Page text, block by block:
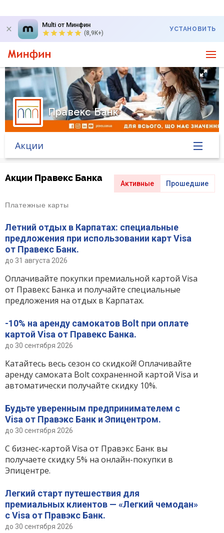
Multi от Минфин
(8,9K+)
УСТАНОВИТЬ
Правекс Банк
Курс валют в банке
Вопросы банку
Депозиты
Депозиты юр. лиц
Кредити для бізнеса
Кредиты
Отделения и банкоматы
Интернет-банкинг
Банки-партнеры
Акции
Акции
Счета для бизнеса
Акции Правекс Банка
Активные Прошедшие
Платежные карты
Летний отдых в Карпатах: специальные
предложения при использовании карт Visa
от Правекс Банк.
до 31 августа 2026
Оплачивайте покупки премиальной картой Visa
от Правекс Банка и получайте специальные
предложения на отдых в Карпатах.
-10% на аренду самокатов Bolt при оплате
картой Visa от Правекс Банка.
до 30 сентября 2026
Катайтесь весь сезон со скидкой! Оплачивайте
аренду самоката Bolt сохраненной картой Visa и
автоматически получайте скидку 10%.
Будьте уверенным предпринимателем с
Visa от Правэкс Банк и Эпицентром.
до 30 сентября 2026
С бизнес-картой Visa от Правэкс Банк вы
получаете скидку 5% на онлайн-покупки в
Эпицентре.
Легкий старт путешествия для
премиальных клиентов — «Легкий чемодан»
с Visa от Правэкс Банк.
до 30 сентября 2026